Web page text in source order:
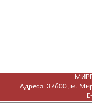
Адреса: 37600, м.